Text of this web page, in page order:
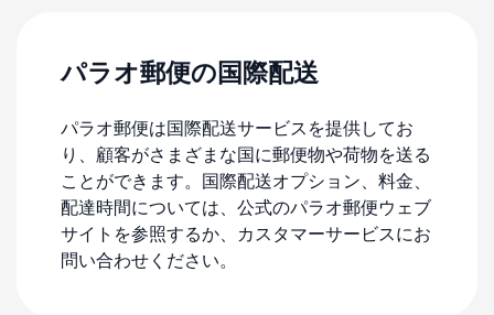
パラオ郵便の国際配送
パラオ郵便は国際配送サービスを提供してお
り、顧客がさまざまな国に郵便物や荷物を送る
ことができます。国際配送オプション、料金、
配達時間については、公式のパラオ郵便ウェブ
サイトを参照するか、カスタマーサービスにお
問い合わせください。